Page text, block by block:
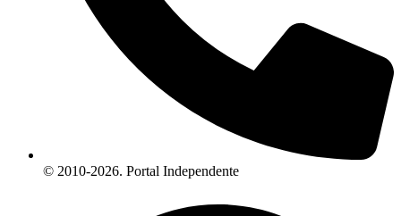
© 2010-2026. Portal Independente